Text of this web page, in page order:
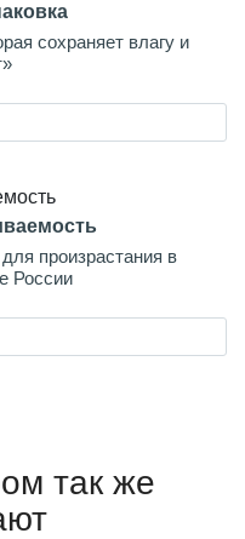
сохраняет влагу и
произрастания в
России
так же